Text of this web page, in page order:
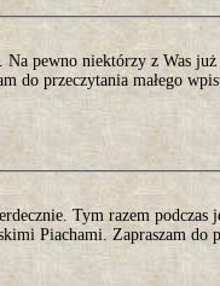
Na pewno niektórzy z Was
do przeczytania małego
Tym razem
Piachami. Zapraszam do